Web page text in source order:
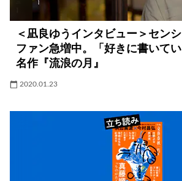
＜凪良ゆうインタビュー＞セン
ファン急増中。「好きに書いて
名作『流浪の月』
2020.01.23